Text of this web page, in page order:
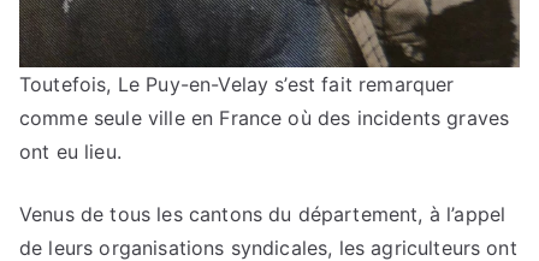
Toutefois, Le Puy-en-Velay s’est fait remarquer
comme seule ville en France où des incidents graves
ont eu lieu.
Venus de tous les cantons du département, à l’appel
de leurs organisations syndicales, les agriculteurs ont